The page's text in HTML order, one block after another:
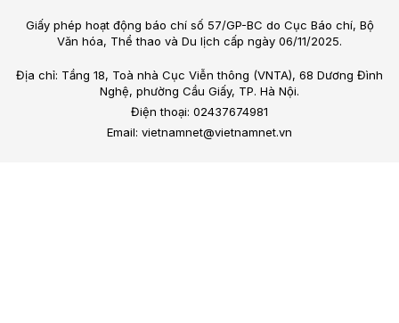
Giấy phép hoạt động báo chí số 57/GP-BC do Cục Báo chí, Bộ
Văn hóa, Thể thao và Du lịch cấp ngày 06/11/2025.
Địa chỉ: Tầng 18, Toà nhà Cục Viễn thông (VNTA), 68 Dương Đình
Nghệ, phường Cầu Giấy, TP. Hà Nội.
Điện thoại: 02437674981
Email: vietnamnet@vietnamnet.vn